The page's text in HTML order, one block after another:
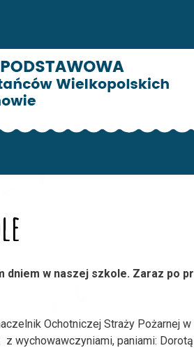
dniem w naszej szkole. Zaraz po
Ochotniczej Straży Pożarnej
wychowawczyniami, paniami: